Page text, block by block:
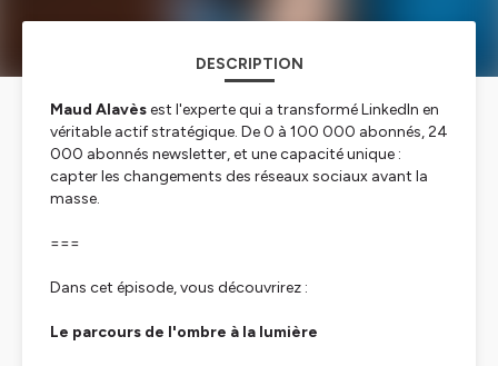
DESCRIPTION
Maud Alavèsest l'experte qui a transformé LinkedIn en
véritable actif stratégique. De 0 à 100 000 abonnés, 24
000 abonnés newsletter, et une capacité unique :
capter les changements des réseaux sociaux avant la
masse.
===
Dans cet épisode, vous découvrirez :
Le parcours de l'ombre à la lumière